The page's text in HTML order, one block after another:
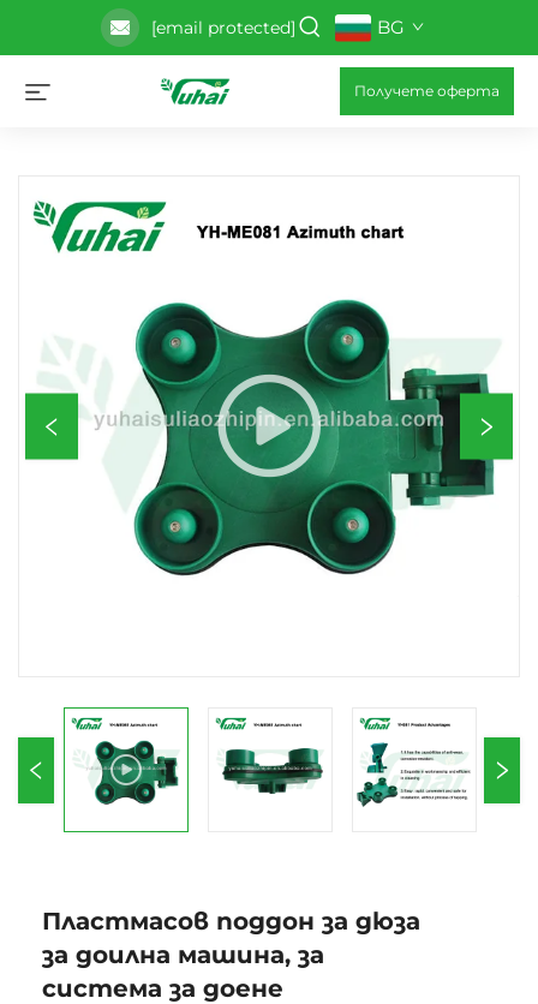
[email protected] BG
Получете оферта
Пластмасов поддон за дюза
за доилна машина, за
система за доене